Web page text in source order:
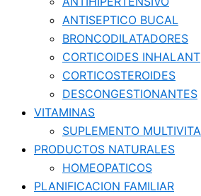
ANTISEPTICO BUCAL
BRONCODILATADORES
CORTICOIDES INHALANT
CORTICOSTEROIDES
DESCONGESTIONANTES
VITAMINAS
SUPLEMENTO MULTIVITA
PRODUCTOS NATURALES
HOMEOPATICOS
PLANIFICACION FAMILIAR